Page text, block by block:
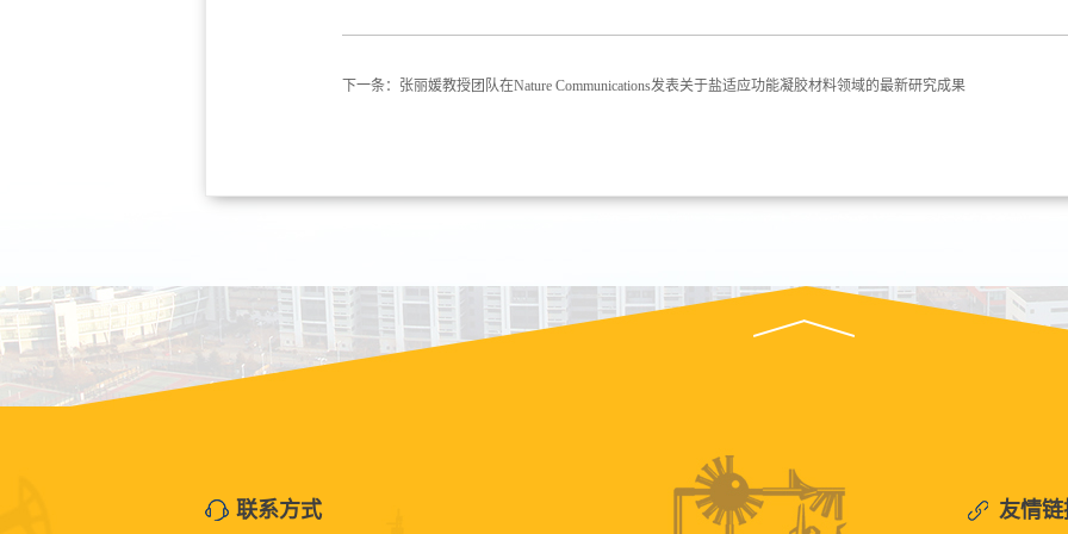
下一条： 张丽媛教授团队在Nature Communications发表关于盐适应功能凝胶材料领域的最新研究成果
联系方式 友情链